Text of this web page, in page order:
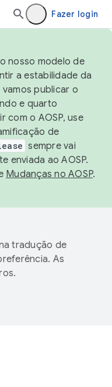
Fazer login
nosso modelo de
a estabilidade da
publicar o
e quarto
com o AOSP, use
de
sempre vai
enviada ao AOSP.
Mudanças no AOSP.
tradução de
As